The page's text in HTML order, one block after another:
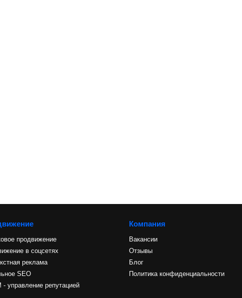
продвижение
в соцсетях
реклама
SEO
- управление репутацией
Компания
Вакансии
Отзывы
Блог
Политика конфиденциальности